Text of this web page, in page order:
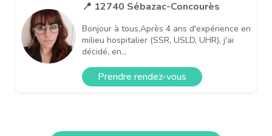
📍 12740 Sébazac-Concourès
Bonjour à tous,Après 4 ans d'expérience en
milieu hospitalier (SSR, USLD, UHR), j'ai
décidé, en...
Prendre rendez-vous